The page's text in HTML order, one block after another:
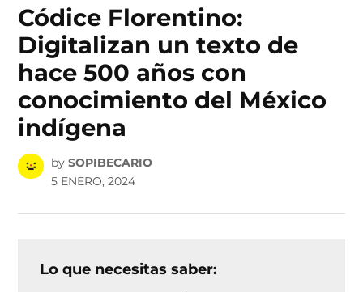
Códice Florentino:
Digitalizan un texto de
hace 500 años con
conocimiento del México
indígena
by SOPIBECARIO
5 ENERO, 2024
Lo que necesitas saber: